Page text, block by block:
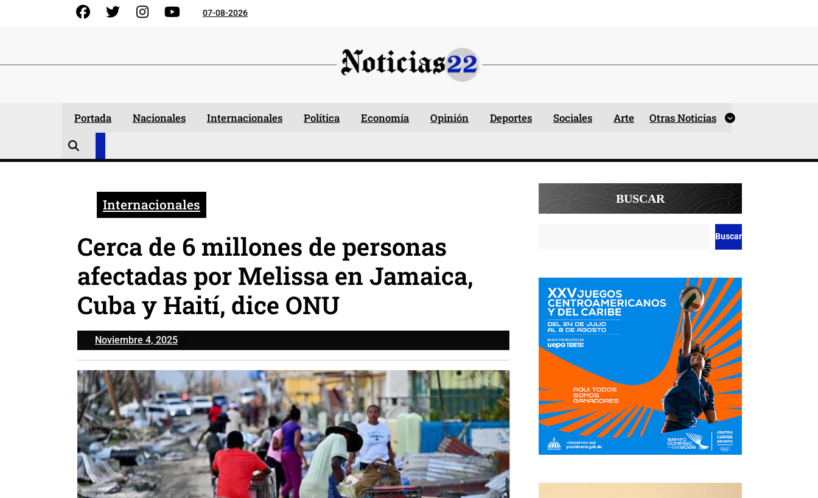
FacebookGorjeo InstagramYouTube07-08-2026
Portada Nacionales Internacionales Política Economía Opinión Deportes Sociales Arte Otras Noticias
Internacionales
Cerca de 6 millones de personas
afectadas por Melissa en Jamaica,
Cuba y Haití, dice ONU
Noviembre 4, 2025Noviembre
4,
2025
BUSCAR
Buscar